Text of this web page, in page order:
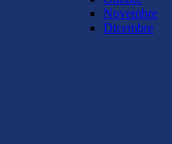
Novembre
Dicembre